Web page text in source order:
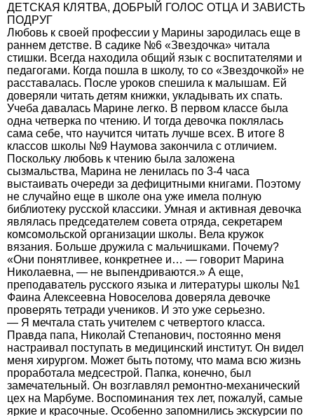
ДЕТСКАЯ КЛЯТВА, ДОБРЫЙ ГОЛОС ОТЦА И ЗАВИСТЬ
ПОДРУГ
Любовь к своей профессии у Марины зародилась еще в
раннем детстве. В садике №6 «Звездочка» читала
стишки. Всегда находила общий язык с воспитателями и
педагогами. Когда пошла в школу, то со «Звездочкой» не
расставалась. После уроков спешила к малышам. Ей
доверяли читать детям книжки, укладывать их спать.
Учеба давалась Марине легко. В первом классе была
одна четверка по чтению. И тогда девочка поклялась
сама себе, что научится читать лучше всех. В итоге 8
классов школы №9 Наумова закончила с отличием.
Поскольку любовь к чтению была заложена
сызмальства, Марина не ленилась по 3-4 часа
выстаивать очереди за дефицитными книгами. Поэтому
не случайно еще в школе она уже имела полную
библиотеку русской классики. Умная и активная девочка
являлась председателем совета отряда, секретарем
комсомольской организации школы. Вела кружок
вязания. Больше дружила с мальчишками. Почему?
«Они понятливее, конкретнее и… — говорит Марина
Николаевна, — не выпендриваются.» А еще,
преподаватель русского языка и литературы школы №1
Фаина Алексеевна Новоселова доверяла девочке
проверять тетради учеников. И это уже серьезно.
— Я мечтала стать учителем с четвертого класса.
Правда папа, Николай Степанович, постоянно меня
настраивал поступать в медицинский институт. Он видел
меня хирургом. Может быть потому, что мама всю жизнь
проработала медсестрой. Папка, конечно, был
замечательный. Он возглавлял ремонтно-механический
цех на Марбуме. Воспоминания тех лет, пожалуй, самые
яркие и красочные. Особенно запомнились экскурсии по